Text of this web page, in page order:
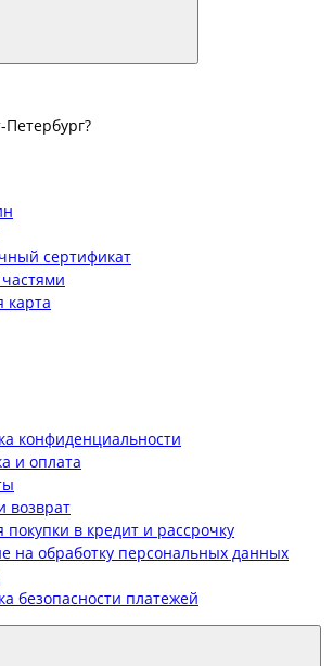
Петербург?
сертификат
карта
конфиденциальности
и оплата
возврат
покупки в кредит и рассрочку
на обработку персональных данных
безопасности платежей